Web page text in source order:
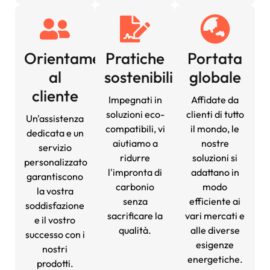
Orientamento
al
cliente
Un'assistenza
dedicata e un
servizio
personalizzato
garantiscono
la vostra
soddisfazione
e il vostro
successo con i
nostri
prodotti.
Pratiche
sostenibili
Impegnati in
soluzioni eco-
compatibili, vi
aiutiamo a
ridurre
l'impronta di
carbonio
senza
sacrificare la
qualità.
Portata
globale
Affidate da
clienti di tutto
il mondo, le
nostre
soluzioni si
adattano in
modo
efficiente ai
vari mercati e
alle diverse
esigenze
energetiche.